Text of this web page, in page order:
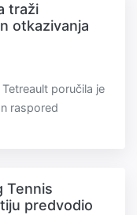
traži
otkazivanja
poručila je
raspored
Tennis
predvodio